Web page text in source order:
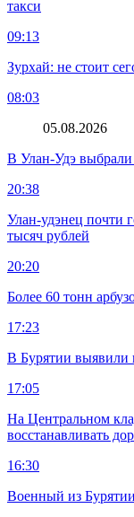
такси
09:13
Зурхай: не стоит
08:03
05.08.2026
В Улан-Удэ
20:38
Улан-удэнец почти
тысяч рублей
20:20
Более 60 тонн
17:23
В Бурятии выявили
17:05
На Центральном
восстанавливать
16:30
Военный из